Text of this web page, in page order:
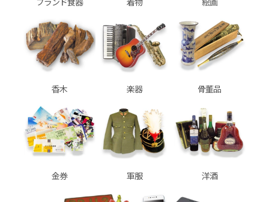
香木 楽器 骨董品
金券 軍服 洋酒